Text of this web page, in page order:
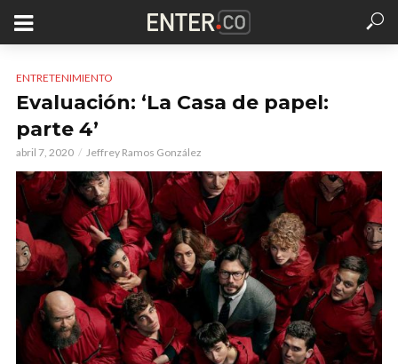
ENTRETENIMIENTO
Evaluación: ‘La Casa de papel:
parte 4’
abril 7, 2020 Jeffrey Ramos González